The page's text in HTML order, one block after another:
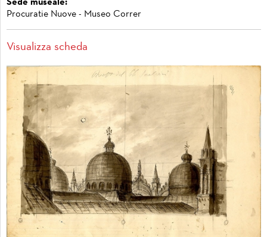
Sede museale:
Procuratie Nuove - Museo Correr
Visualizza scheda